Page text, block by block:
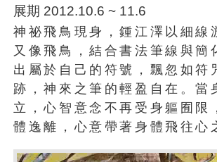
展期 2012.10.6 ~ 11.6
神祕飛鳥現身，鍾江澤以細線
又像飛鳥，結合書法筆線與簡
出屬於自己的符號，飄忽如符
跡，神來之筆的輕盈自在。當
立，心智意念不再受身軀囿限
體逸離，心意帶著身體飛往心